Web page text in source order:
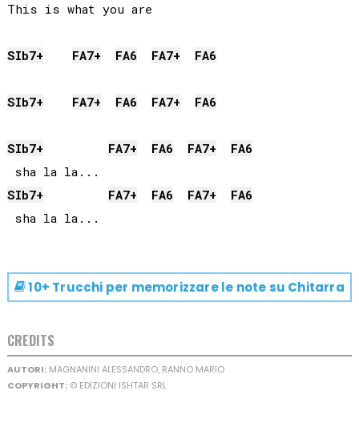
This is what you are
SIb7+ FA7+ FA6 FA7+ FA6
SIb7+ FA7+ FA6 FA7+ FA6
SIb7+ FA7+ FA6 FA7+ FA6
SIb7+ FA7+ FA6 FA7+ FA6
10+ Trucchi per memorizzare le note su Chitarra
CREDITS
AUTORI:MAGNANINI ALESSANDRO, RANNO MARIO
COPYRIGHT:© EDIZIONI ISHTAR SRL